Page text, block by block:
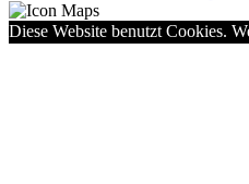
Diese Website benutzt Cookies.